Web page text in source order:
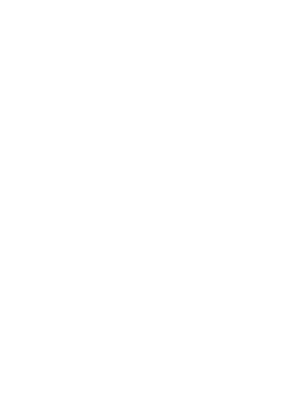
exige recursos sofisticados de
e grandes empresas, o
muitas vezes proprietárias, de
isoladas do desempenho da rede
visibilidade, os provedores de
como serviços de dados empresariais
rede e serviço de ponta a ponta para
custos é um dos principais
análise e automação otimizada
Federos usa uma visão dinâmica do
circuito fechado para reconfigurar de
oferece diversos recursos